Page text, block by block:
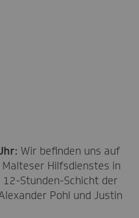
Wir befinden uns auf
Hilfsdienstes in
Stunden-Schicht der
Pohl und Justin